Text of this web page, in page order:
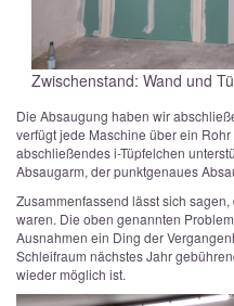
Zwischenstand: Wand und
Die Absaugung haben wir
verfügt jede Maschine über ein
abschließendes i-Tüpfelchen
Absaugarm, der punktgenaues
Zusammenfassend lässt sich
waren. Die oben genannten
Ausnahmen ein Ding der
Schleifraum nächstes Jahr
wieder möglich ist.